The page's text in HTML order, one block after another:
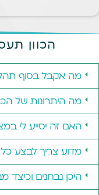
הכוון
מה אקבל בסוף
מה היתרונות של
האם זה יסייע לי
מדוע צריך לבצע
היכן נבחנים וכיצד